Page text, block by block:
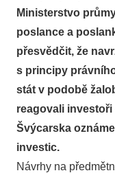
Ministerstvo
poslance a
přesvědčit, že
s principy
stát v podobě
reagovali investoři
Švýcarska
investic.
Návrhy na